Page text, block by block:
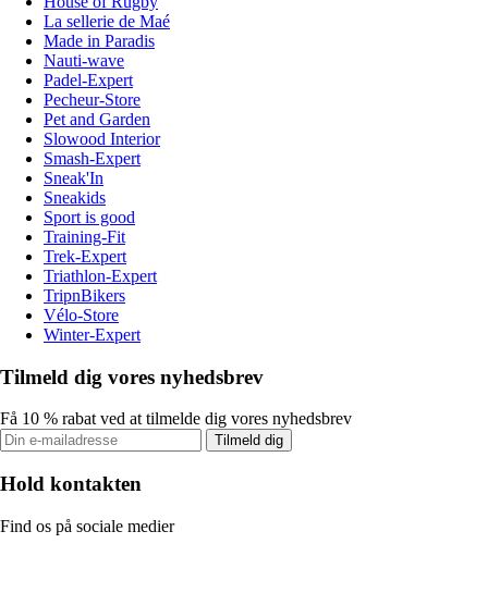
La sellerie de Maé
Made in Paradis
Nauti-wave
Padel-Expert
Pecheur-Store
Pet and Garden
Slowood Interior
Smash-Expert
Sneak'In
Sneakids
Sport is good
Training-Fit
Trek-Expert
Triathlon-Expert
TripnBikers
Vélo-Store
Winter-Expert
Tilmeld dig vores nyhedsbrev
Få 10 % rabat ved at tilmelde dig vores nyhedsbrev
Tilmeld dig
Hold kontakten
Find os på sociale medier